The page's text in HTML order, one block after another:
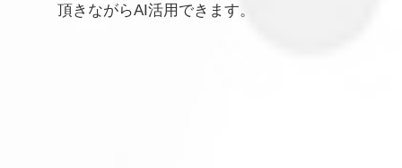
頂きながらAI活用できます。